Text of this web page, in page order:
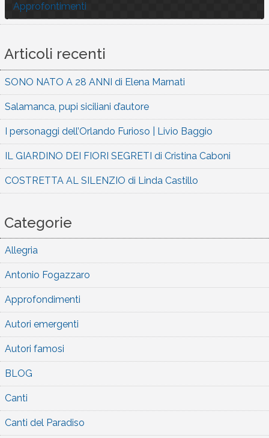
Approfontimenti
Articoli recenti
SONO NATO A 28 ANNI di Elena Marnati
Salamanca, pupi siciliani d’autore
I personaggi dell’Orlando Furioso | Livio Baggio
IL GIARDINO DEI FIORI SEGRETI di Cristina Caboni
COSTRETTA AL SILENZIO di Linda Castillo
Categorie
Allegria
Antonio Fogazzaro
Approfondimenti
Autori emergenti
Autori famosi
BLOG
Canti
Canti del Paradiso